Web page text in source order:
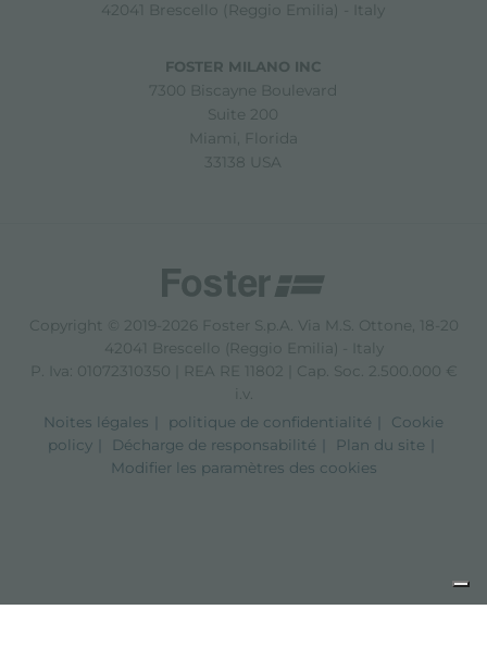
42041 Brescello (Reggio Emilia) - Italy
FOSTER MILANO INC
7300 Biscayne Boulevard
Suite 200
Miami, Florida
33138 USA
Copyright © 2019-2026 Foster S.p.A. Via M.S. Ottone, 18-20
42041 Brescello (Reggio Emilia) - Italy
P. Iva: 01072310350 | REA RE 11802 | Cap. Soc. 2.500.000 €
i.v.
Noites légales
politique de confidentialité
Cookie
policy
Décharge de responsabilité
Plan du site
Modifier les paramètres des cookies